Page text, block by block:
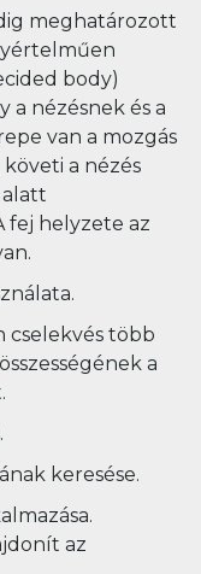
meghatározott
body)
a nézésnek és a
van a mozgás
a nézés
alatt
fej helyzete az
cselekvés több
a
keresése.
az